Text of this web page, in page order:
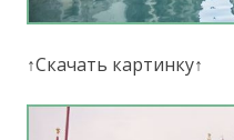
↑Скачать картинку↑